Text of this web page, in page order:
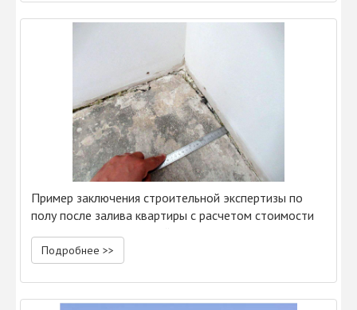
Пример заключения строительной экспертизы по
полу после залива квартиры с расчетом стоимости
устранения повреждений
Подробнее >>